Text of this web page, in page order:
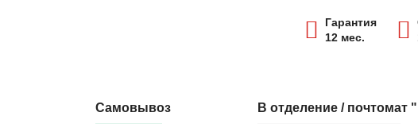
Гарантия
12 мес.
Самовывоз В отделение / почтомат